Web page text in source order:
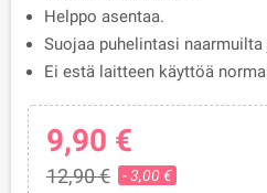
Helppo asentaa.
Suojaa puhelintasi
Ei estä laitteen käyttöä
9,90 €
12,90 € - 3,00 €